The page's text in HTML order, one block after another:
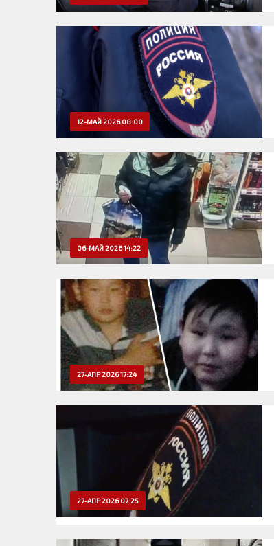
12-МАЙ 2026 08:00
06-МАЙ 2026 14:22
27-АПР 2026 17:24
27-АПР 2026 07:25